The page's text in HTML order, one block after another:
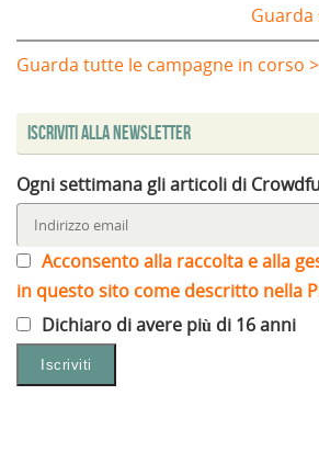
Guarda tutte le campagne in corso >
Iscriviti alla Newsletter
Ogni settimana gli articoli di
Acconsento alla raccolta e alla
in questo sito come descritto nella
Dichiaro di avere più di 16 anni